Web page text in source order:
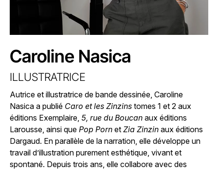
Caroline Nasica
ILLUSTRATRICE
Autrice et illustratrice de bande dessinée, Caroline
Nasica a publié Caro et les Zinzins tomes 1 et 2 aux
éditions Exemplaire, 5, rue du Boucan aux éditions
Larousse, ainsi que Pop Porn et Zia Zinzin aux éditions
Dargaud. En parallèle de la narration, elle développe un
travail d’illustration purement esthétique, vivant et
spontané. Depuis trois ans, elle collabore avec des